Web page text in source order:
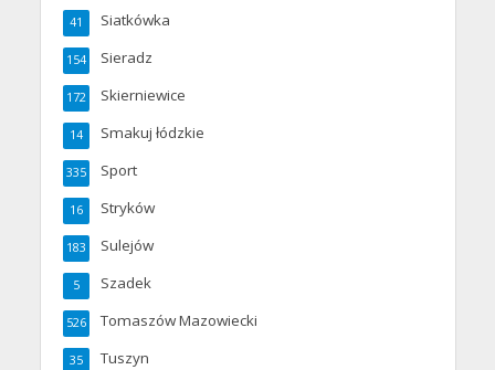
Siatkówka
41
Sieradz
154
Skierniewice
172
Smakuj łódzkie
14
Sport
335
Stryków
16
Sulejów
183
Szadek
5
Tomaszów Mazowiecki
526
Tuszyn
35